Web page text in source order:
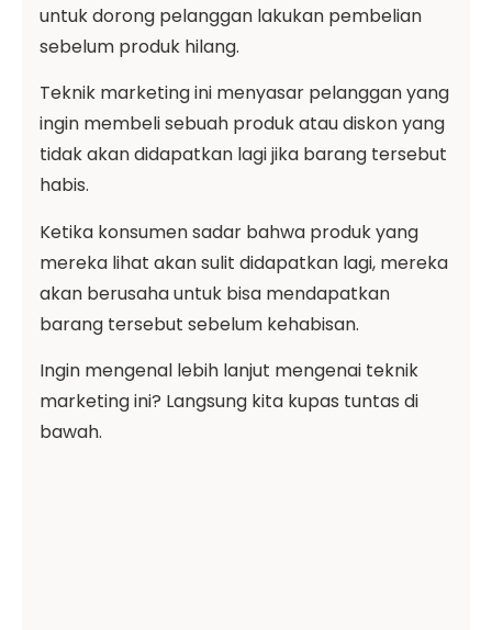
untuk dorong pelanggan lakukan pembelian
sebelum produk hilang.
Teknik marketing ini menyasar pelanggan yang
ingin membeli sebuah produk atau diskon yang
tidak akan didapatkan lagi jika barang tersebut
habis.
Ketika konsumen sadar bahwa produk yang
mereka lihat akan sulit didapatkan lagi, mereka
akan berusaha untuk bisa mendapatkan
barang tersebut sebelum kehabisan.
Ingin mengenal lebih lanjut mengenai teknik
marketing ini? Langsung kita kupas tuntas di
bawah.